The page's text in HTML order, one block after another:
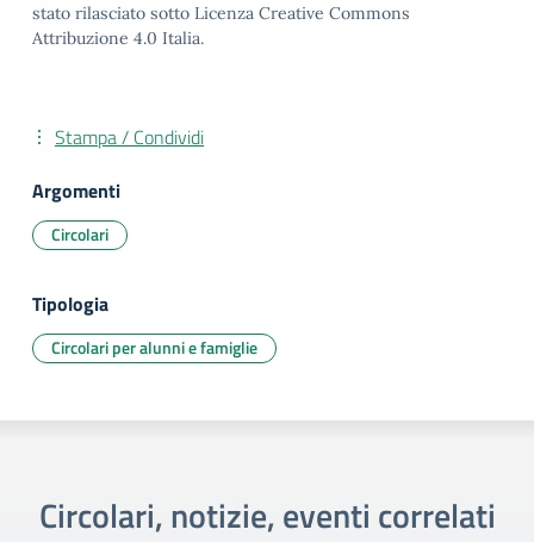
stato rilasciato sotto Licenza Creative Commons
Attribuzione 4.0 Italia.
Stampa / Condividi
Argomenti
Circolari
Tipologia
Circolari per alunni e famiglie
Circolari, notizie, eventi correlati